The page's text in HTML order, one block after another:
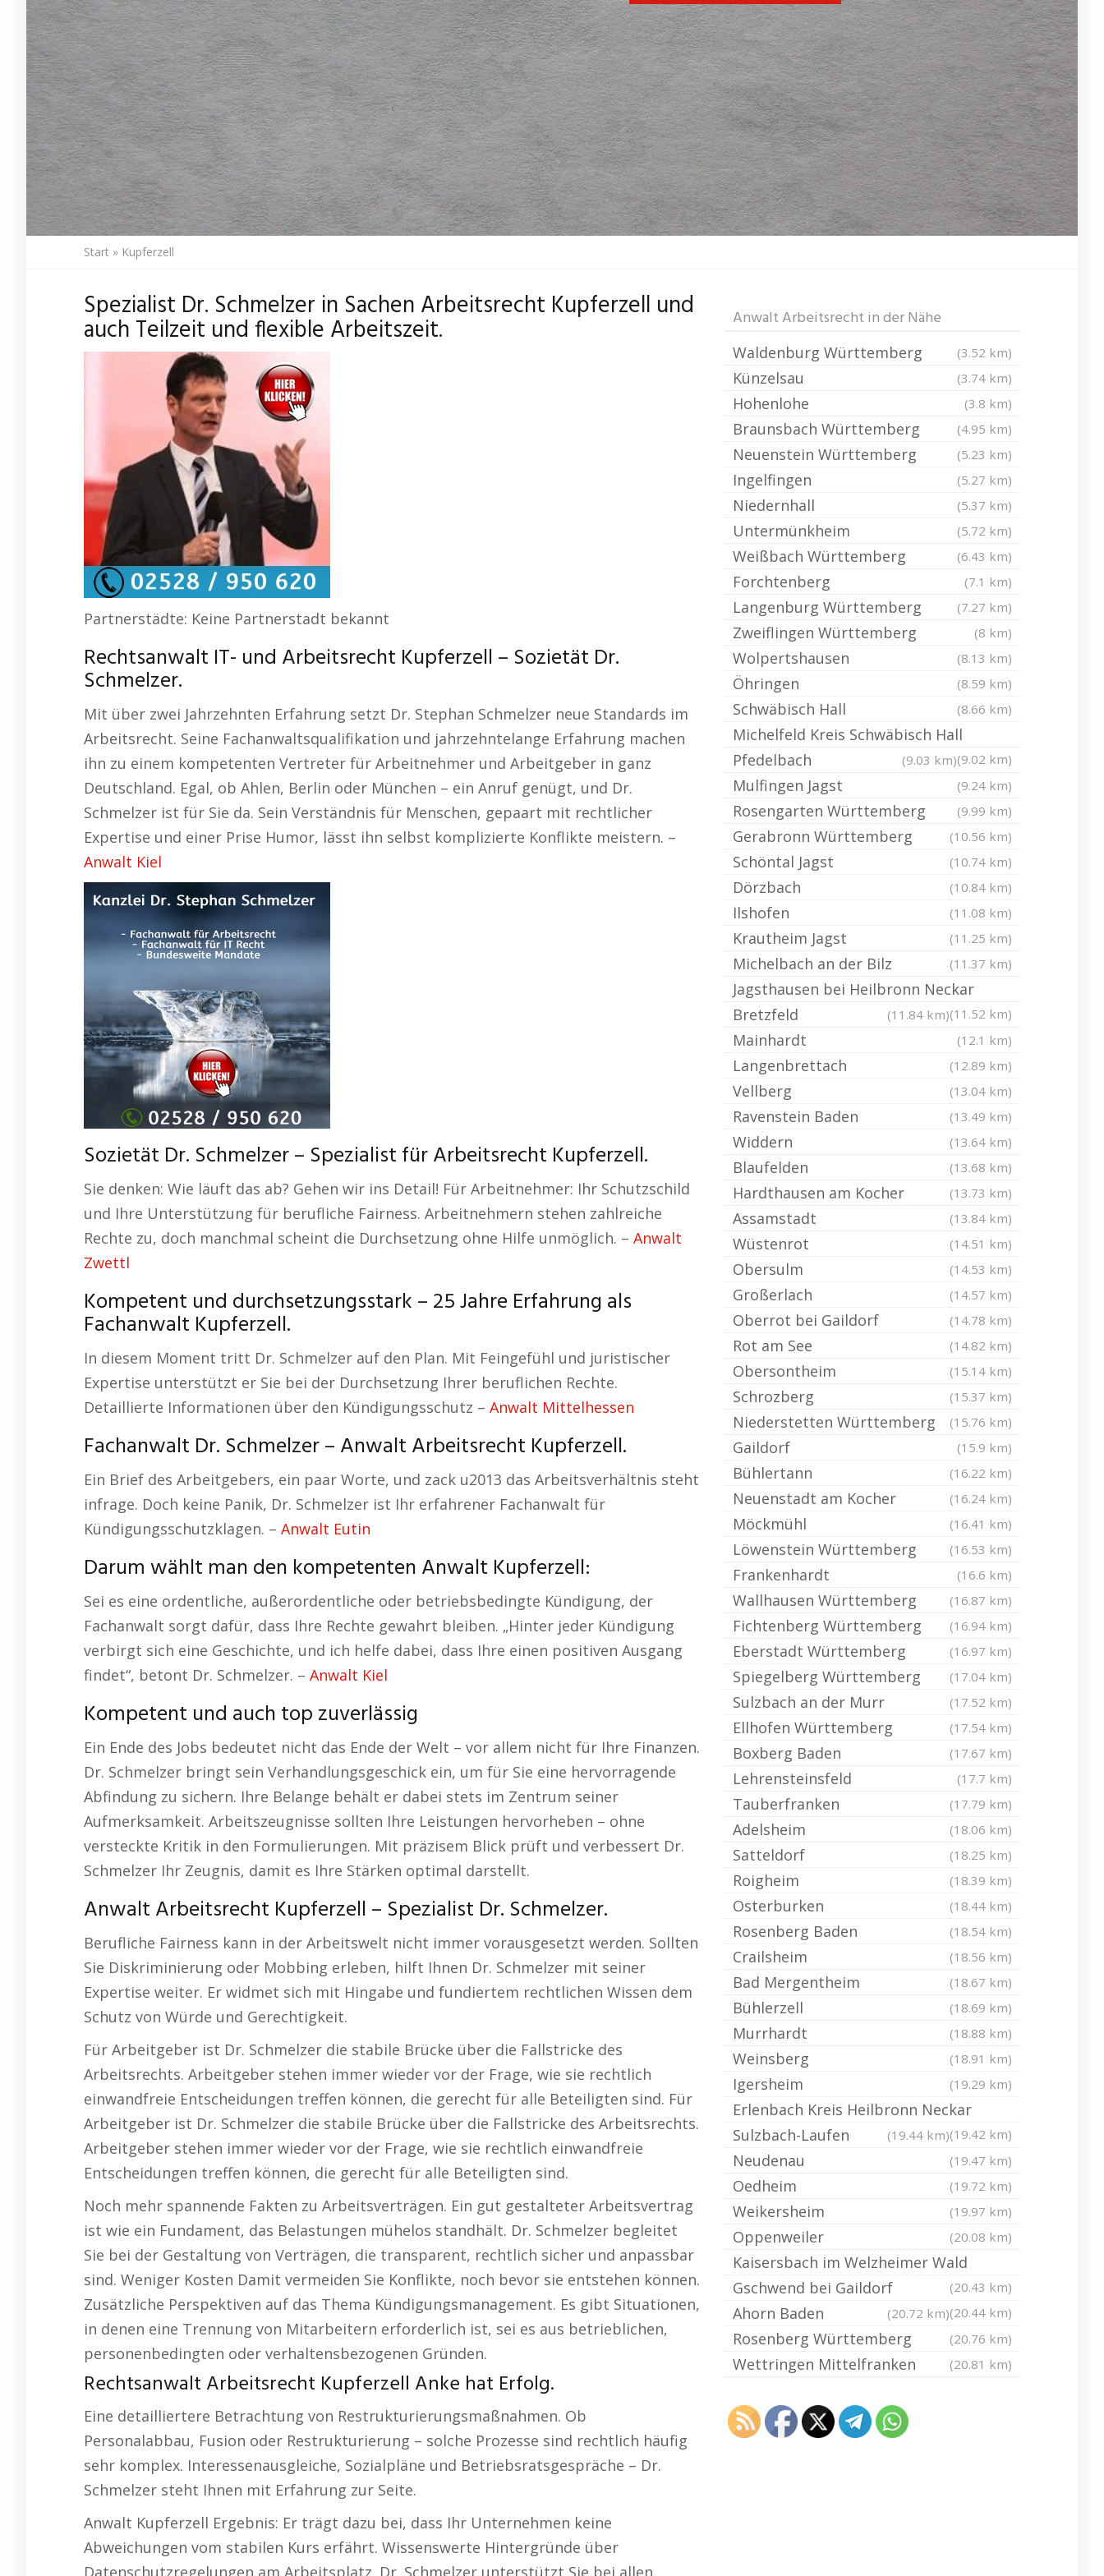
Start » Kupferzell
Spezialist Dr. Schmelzer in Sachen Arbeitsrecht Kupferzell und
auch Teilzeit und flexible Arbeitszeit.
Partnerstädte: Keine Partnerstadt bekannt
Rechtsanwalt IT- und Arbeitsrecht Kupferzell – Sozietät Dr.
Schmelzer.
Mit über zwei Jahrzehnten Erfahrung setzt Dr. Stephan Schmelzer neue Standards im
Arbeitsrecht. Seine Fachanwaltsqualifikation und jahrzehntelange Erfahrung machen
ihn zu einem kompetenten Vertreter für Arbeitnehmer und Arbeitgeber in ganz
Deutschland. Egal, ob Ahlen, Berlin oder München – ein Anruf genügt, und Dr.
Schmelzer ist für Sie da. Sein Verständnis für Menschen, gepaart mit rechtlicher
Expertise und einer Prise Humor, lässt ihn selbst komplizierte Konflikte meistern. –
Anwalt Kiel
Sozietät Dr. Schmelzer – Spezialist für Arbeitsrecht Kupferzell.
Sie denken: Wie läuft das ab? Gehen wir ins Detail! Für Arbeitnehmer: Ihr Schutzschild
und Ihre Unterstützung für berufliche Fairness. Arbeitnehmern stehen zahlreiche
Rechte zu, doch manchmal scheint die Durchsetzung ohne Hilfe unmöglich. – Anwalt
Zwettl
Kompetent und durchsetzungsstark – 25 Jahre Erfahrung als
Fachanwalt Kupferzell.
In diesem Moment tritt Dr. Schmelzer auf den Plan. Mit Feingefühl und juristischer
Expertise unterstützt er Sie bei der Durchsetzung Ihrer beruflichen Rechte.
Detaillierte Informationen über den Kündigungsschutz – Anwalt Mittelhessen
Fachanwalt Dr. Schmelzer – Anwalt Arbeitsrecht Kupferzell.
Ein Brief des Arbeitgebers, ein paar Worte, und zack u2013 das Arbeitsverhältnis steht
infrage. Doch keine Panik, Dr. Schmelzer ist Ihr erfahrener Fachanwalt für
Kündigungsschutzklagen. – Anwalt Eutin
Darum wählt man den kompetenten Anwalt Kupferzell:
Sei es eine ordentliche, außerordentliche oder betriebsbedingte Kündigung, der
Fachanwalt sorgt dafür, dass Ihre Rechte gewahrt bleiben. „Hinter jeder Kündigung
verbirgt sich eine Geschichte, und ich helfe dabei, dass Ihre einen positiven Ausgang
findet“, betont Dr. Schmelzer. – Anwalt Kiel
Kompetent und auch top zuverlässig
Ein Ende des Jobs bedeutet nicht das Ende der Welt – vor allem nicht für Ihre Finanzen.
Dr. Schmelzer bringt sein Verhandlungsgeschick ein, um für Sie eine hervorragende
Abfindung zu sichern. Ihre Belange behält er dabei stets im Zentrum seiner
Aufmerksamkeit. Arbeitszeugnisse sollten Ihre Leistungen hervorheben – ohne
versteckte Kritik in den Formulierungen. Mit präzisem Blick prüft und verbessert Dr.
Schmelzer Ihr Zeugnis, damit es Ihre Stärken optimal darstellt.
Anwalt Arbeitsrecht Kupferzell – Spezialist Dr. Schmelzer.
Berufliche Fairness kann in der Arbeitswelt nicht immer vorausgesetzt werden. Sollten
Sie Diskriminierung oder Mobbing erleben, hilft Ihnen Dr. Schmelzer mit seiner
Expertise weiter. Er widmet sich mit Hingabe und fundiertem rechtlichen Wissen dem
Schutz von Würde und Gerechtigkeit.
Für Arbeitgeber ist Dr. Schmelzer die stabile Brücke über die Fallstricke des
Arbeitsrechts. Arbeitgeber stehen immer wieder vor der Frage, wie sie rechtlich
einwandfreie Entscheidungen treffen können, die gerecht für alle Beteiligten sind. Für
Arbeitgeber ist Dr. Schmelzer die stabile Brücke über die Fallstricke des Arbeitsrechts.
Arbeitgeber stehen immer wieder vor der Frage, wie sie rechtlich einwandfreie
Entscheidungen treffen können, die gerecht für alle Beteiligten sind.
Noch mehr spannende Fakten zu Arbeitsverträgen. Ein gut gestalteter Arbeitsvertrag
ist wie ein Fundament, das Belastungen mühelos standhält. Dr. Schmelzer begleitet
Sie bei der Gestaltung von Verträgen, die transparent, rechtlich sicher und anpassbar
sind. Weniger Kosten Damit vermeiden Sie Konflikte, noch bevor sie entstehen können.
Zusätzliche Perspektiven auf das Thema Kündigungsmanagement. Es gibt Situationen,
in denen eine Trennung von Mitarbeitern erforderlich ist, sei es aus betrieblichen,
personenbedingten oder verhaltensbezogenen Gründen.
Rechtsanwalt Arbeitsrecht Kupferzell Anke hat Erfolg.
Eine detailliertere Betrachtung von Restrukturierungsmaßnahmen. Ob
Personalabbau, Fusion oder Restrukturierung – solche Prozesse sind rechtlich häufig
sehr komplex. Interessenausgleiche, Sozialpläne und Betriebsratsgespräche – Dr.
Schmelzer steht Ihnen mit Erfahrung zur Seite.
Anwalt Kupferzell Ergebnis: Er trägt dazu bei, dass Ihr Unternehmen keine
Abweichungen vom stabilen Kurs erfährt. Wissenswerte Hintergründe über
Datenschutzregelungen am Arbeitsplatz. Dr. Schmelzer unterstützt Sie bei allen
Anwalt Arbeitsrecht in der Nähe
Waldenburg Württemberg (3.52 km)
Künzelsau (3.74 km)
Hohenlohe (3.8 km)
Braunsbach Württemberg (4.95 km)
Neuenstein Württemberg (5.23 km)
Ingelfingen (5.27 km)
Niedernhall (5.37 km)
Untermünkheim (5.72 km)
Weißbach Württemberg (6.43 km)
Forchtenberg (7.1 km)
Langenburg Württemberg (7.27 km)
Zweiflingen Württemberg (8 km)
Wolpertshausen (8.13 km)
Öhringen (8.59 km)
Schwäbisch Hall (8.66 km)
Michelfeld Kreis Schwäbisch Hall
(9.02 km)
Pfedelbach (9.03 km)
Mulfingen Jagst (9.24 km)
Rosengarten Württemberg (9.99 km)
Gerabronn Württemberg (10.56 km)
Schöntal Jagst (10.74 km)
Dörzbach (10.84 km)
Ilshofen (11.08 km)
Krautheim Jagst (11.25 km)
Michelbach an der Bilz (11.37 km)
Jagsthausen bei Heilbronn Neckar
(11.52 km)
Bretzfeld (11.84 km)
Mainhardt (12.1 km)
Langenbrettach (12.89 km)
Vellberg (13.04 km)
Ravenstein Baden (13.49 km)
Widdern (13.64 km)
Blaufelden (13.68 km)
Hardthausen am Kocher (13.73 km)
Assamstadt (13.84 km)
Wüstenrot (14.51 km)
Obersulm (14.53 km)
Großerlach (14.57 km)
Oberrot bei Gaildorf (14.78 km)
Rot am See (14.82 km)
Obersontheim (15.14 km)
Schrozberg (15.37 km)
Niederstetten Württemberg (15.76 km)
Gaildorf (15.9 km)
Bühlertann (16.22 km)
Neuenstadt am Kocher (16.24 km)
Möckmühl (16.41 km)
Löwenstein Württemberg (16.53 km)
Frankenhardt (16.6 km)
Wallhausen Württemberg (16.87 km)
Fichtenberg Württemberg (16.94 km)
Eberstadt Württemberg (16.97 km)
Spiegelberg Württemberg (17.04 km)
Sulzbach an der Murr (17.52 km)
Ellhofen Württemberg (17.54 km)
Boxberg Baden (17.67 km)
Lehrensteinsfeld (17.7 km)
Tauberfranken (17.79 km)
Adelsheim (18.06 km)
Satteldorf (18.25 km)
Roigheim (18.39 km)
Osterburken (18.44 km)
Rosenberg Baden (18.54 km)
Crailsheim (18.56 km)
Bad Mergentheim (18.67 km)
Bühlerzell (18.69 km)
Murrhardt (18.88 km)
Weinsberg (18.91 km)
Igersheim (19.29 km)
Erlenbach Kreis Heilbronn Neckar
(19.42 km)
Sulzbach-Laufen (19.44 km)
Neudenau (19.47 km)
Oedheim (19.72 km)
Weikersheim (19.97 km)
Oppenweiler (20.08 km)
Kaisersbach im Welzheimer Wald
(20.43 km)
Gschwend bei Gaildorf
(20.44 km)
Ahorn Baden (20.72 km)
Rosenberg Württemberg (20.76 km)
Wettringen Mittelfranken (20.81 km)